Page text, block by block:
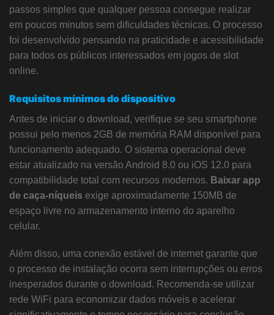
passos simples que qualquer pessoa consegue realizar
em poucos minutos sem dificuldades técnicas. O processo
foi desenvolvido pensando na praticidade e acessibilidade
para todos os públicos interessados em jogos de slot
online.
Requisitos mínimos do dispositivo
Antes de iniciar o download, verifique se seu smartphone
possui pelo menos 2GB de memória RAM disponível para
funcionamento adequado. O sistema operacional deve
estar atualizado na versão Android 8.0 ou iOS 12.0 para
compatibilidade total com recursos modernos. Baixar app
de caça-níqueis exige aproximadamente 150MB de
espaço livre no armazenamento interno do aparelho
celular.
Além disso, uma conexão estável de internet garante que
o processo de instalação ocorra sem interrupções ou erros
inesperados durante o download. Recomenda-se utilizar
rede WiFi para economizar dados móveis e acelerar